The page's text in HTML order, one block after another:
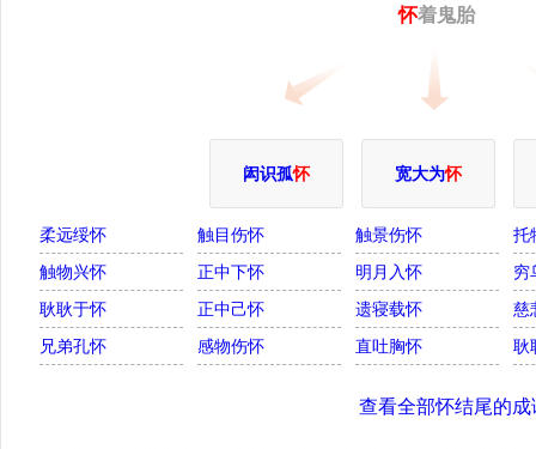
怀着鬼胎
闳识孤怀 宽大为怀
柔远绥怀 触目伤怀 触景伤怀
托
触物兴怀
正中下怀 明月入怀
穷
耿耿于怀
正中己怀 遗寝载怀
慈
兄弟孔怀
感物伤怀 直吐胸怀 耿
查看全部怀结尾的成